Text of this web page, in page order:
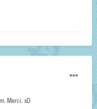
Merci. xD